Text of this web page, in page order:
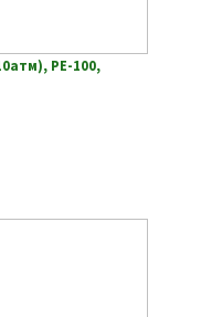
РЕ-100,